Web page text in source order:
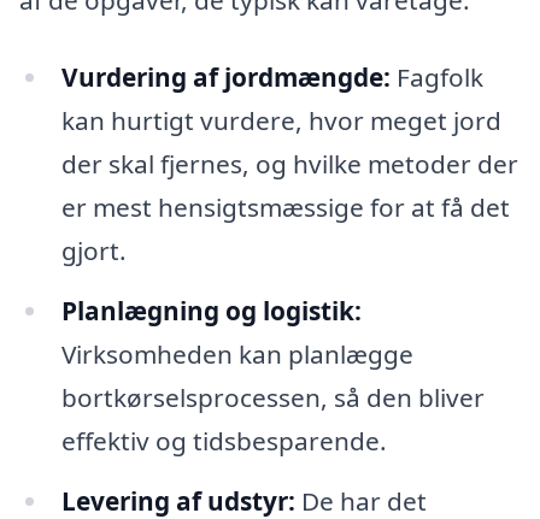
Vurdering af jordmængde: Fagfolk
kan hurtigt vurdere, hvor meget jord
der skal fjernes, og hvilke metoder der
er mest hensigtsmæssige for at få det
gjort.
Planlægning og logistik:
Virksomheden kan planlægge
bortkørselsprocessen, så den bliver
effektiv og tidsbesparende.
Levering af udstyr: De har det